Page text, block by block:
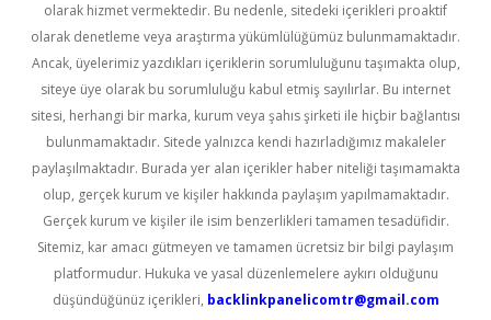
olarak hizmet vermektedir. Bu nedenle, sitedeki içerikleri proaktif
olarak denetleme veya araştırma yükümlülüğümüz bulunmamaktadır.
Ancak, üyelerimiz yazdıkları içeriklerin sorumluluğunu taşımakta olup,
siteye üye olarak bu sorumluluğu kabul etmiş sayılırlar. Bu internet
sitesi, herhangi bir marka, kurum veya şahıs şirketi ile hiçbir bağlantısı
bulunmamaktadır. Sitede yalnızca kendi hazırladığımız makaleler
paylaşılmaktadır. Burada yer alan içerikler haber niteliği taşımamakta
olup, gerçek kurum ve kişiler hakkında paylaşım yapılmamaktadır.
Gerçek kurum ve kişiler ile isim benzerlikleri tamamen tesadüfidir.
Sitemiz, kar amacı gütmeyen ve tamamen ücretsiz bir bilgi paylaşım
platformudur. Hukuka ve yasal düzenlemelere aykırı olduğunu
düşündüğünüz içerikleri, backlinkpanelicomtr@gmail.com